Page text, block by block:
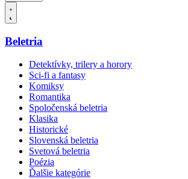
Beletria
Detektívky, trilery a horory
Sci-fi a fantasy
Komiksy
Romantika
Spoločenská beletria
Klasika
Historické
Slovenská beletria
Svetová beletria
Poézia
Ďalšie kategórie